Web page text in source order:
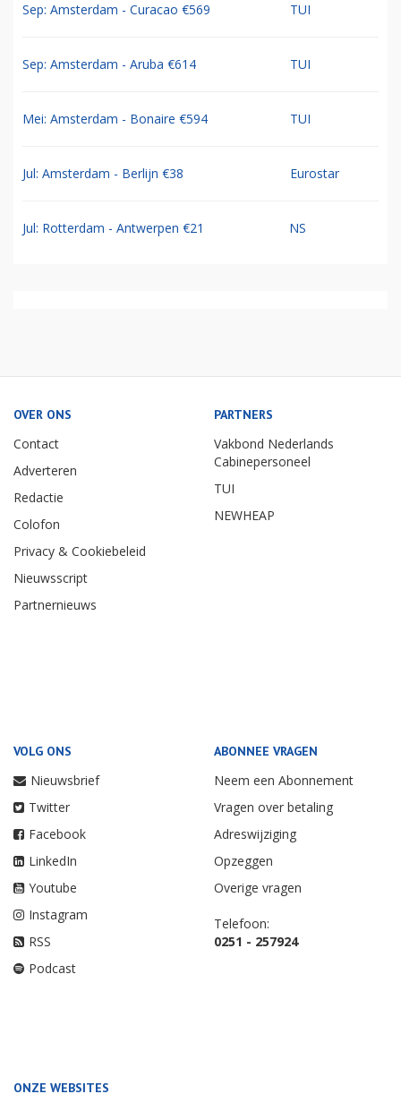
Sep: Amsterdam - Curacao €569 TUI
Sep: Amsterdam - Aruba €614 TUI
Mei: Amsterdam - Bonaire €594 TUI
Jul: Amsterdam - Berlijn €38 Eurostar
Jul: Rotterdam - Antwerpen €21 NS
OVER ONS
Contact
Adverteren
Redactie
Colofon
Privacy & Cookiebeleid
Nieuwsscript
Partnernieuws
PARTNERS
Vakbond Nederlands
Cabinepersoneel
TUI
NEWHEAP
VOLG ONS
Nieuwsbrief
Twitter
Facebook
LinkedIn
Youtube
Instagram
RSS
Podcast
ABONNEE VRAGEN
Neem een Abonnement
Vragen over betaling
Adreswijziging
Opzeggen
Overige vragen
Telefoon:
0251 - 257924
ONZE WEBSITES